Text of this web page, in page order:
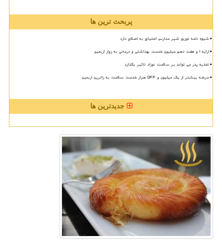
پربحث ترین ها
شیوه نامه توزیع شیر مدارس احتیاج به اصلاح دارد
ارایه ۱ و هفت دهم میلیون خدمت بهداشتی و درمانی به زوار اربعین
تغذیه پدر می تواند بر سلامت نوزاد تاثیر بگذارد
عرضه بیشتر از یک میلیون و ۵۴۴ هزار خدمت سلامت به زائرین اربعین
جدیدترین ها